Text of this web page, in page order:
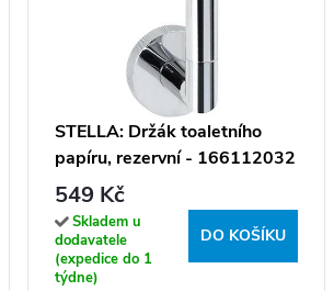
STELLA: Držák toaletního
papíru, rezervní - 166112032
549 Kč
Skladem u
dodavatele
(expedice do 1
týdne)
DO KOŠÍKU